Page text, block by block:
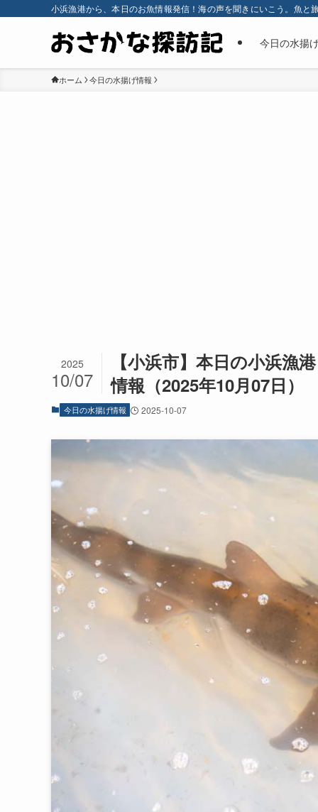
小浜漁港から、本日のお魚情報発信！海の声を聞きにいこう。魚と
今日の水揚
ホーム 今日の水揚げ情報
【小浜市】本日の小浜漁
情報（2025年10月07日）
2025
10/07
今日の水揚げ情報 2025-10-07